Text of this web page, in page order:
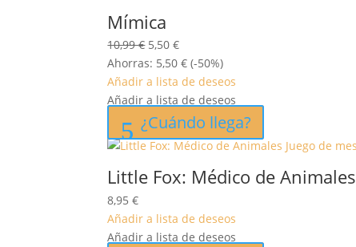
Mímica
10,99€ El
precio
original
era:
10,99 €.
5,50€El
precio
actual
es:
5,50 €.
Ahorras: 5,50€ (-50%)
Añadir a lista de deseos
Añadir a lista de deseos
¿Cuándo llega?
Little Fox: Médico de Animales
8,95€
Añadir a lista de deseos
Añadir a lista de deseos